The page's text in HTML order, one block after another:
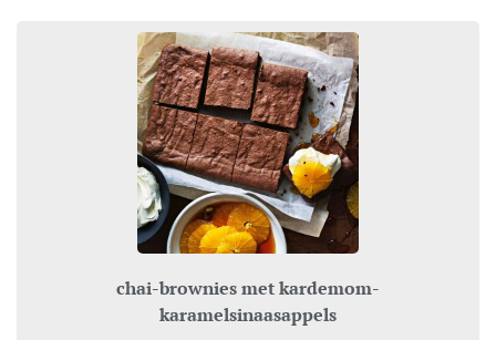
chai-brownies met kardemom-
karamelsinaasappels